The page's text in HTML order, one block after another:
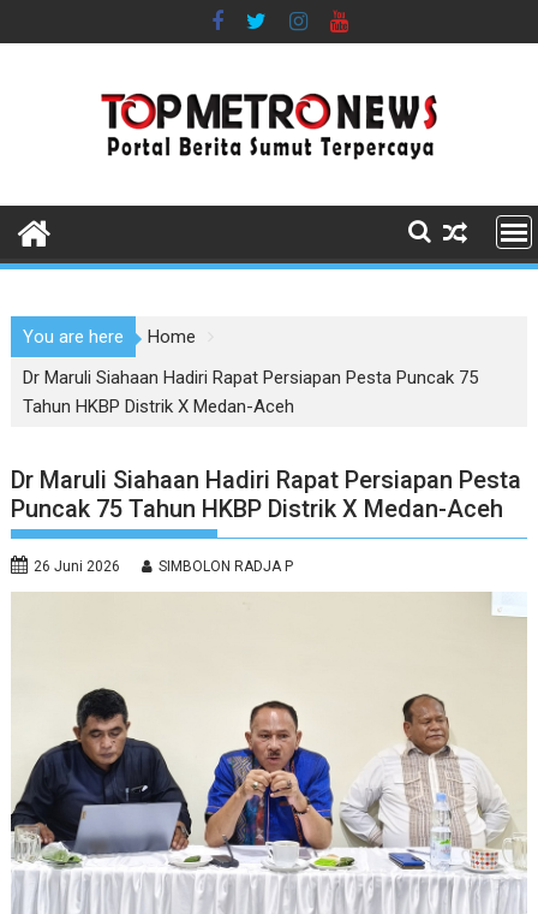
to
You are here
Home
Dr Maruli Siahaan Hadiri Rapat Persiapan Pesta Puncak 75
Tahun HKBP Distrik X Medan-Aceh
Dr Maruli Siahaan Hadiri Rapat Persiapan Pesta
Puncak 75 Tahun HKBP Distrik X Medan-Aceh
26 Juni 2026 SIMBOLON RADJA P